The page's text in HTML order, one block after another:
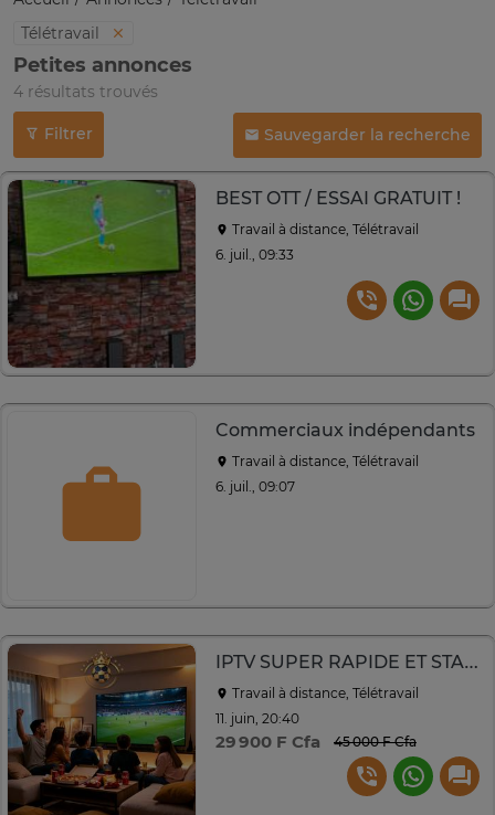
Télétravail
Petites annonces
4 résultats trouvés
Filtrer Sauvegarder la recherche
BEST OTT / ESSAI GRATUIT !
Travail à distance, Télétravail
6. juil., 09:33
Commerciaux indépendants
Travail à distance, Télétravail
6. juil., 09:07
IPTV SUPER RAPIDE ET STABLE !
Travail à distance, Télétravail
11. juin, 20:40
29 900 F Cfa 45 000 F Cfa